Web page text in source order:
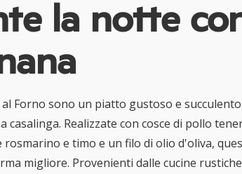
la notte
al Forno sono un piatto gustoso e
casalinga. Realizzate con cosce di pollo
rosmarino e timo e un filo di olio d'oliva,
migliore. Provenienti dalle cucine